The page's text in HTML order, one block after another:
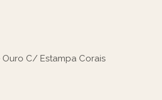
Ouro C/ Estampa Corais